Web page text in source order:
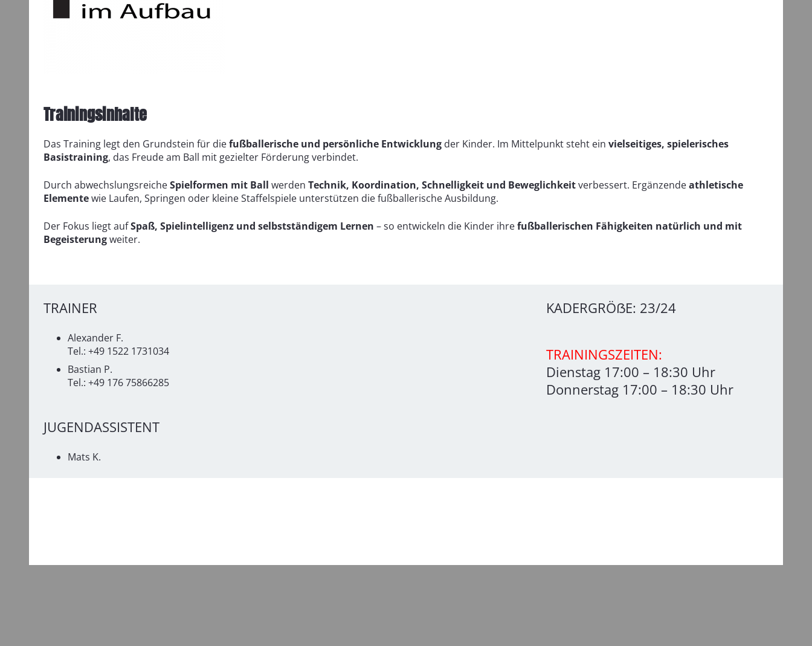
Trainingsinhalte
Das Training legt den Grundstein für diefußballerische und persönliche Entwicklung der Kinder. Im Mittelpunkt steht ein vielseitiges, spielerisches
Basistraining, das Freude am Ball mit gezielter Förderung verbindet.
Durch abwechslungsreicheSpielformen mit Ball werden Technik, Koordination, Schnelligkeit und Beweglichkeitverbessert. Ergänzendeathletische
Elementewie Laufen, Springen oder kleine Staffelspiele unterstützen die fußballerische Ausbildung.
Der Fokus liegt aufSpaß, Spielintelligenz und selbstständigem Lernen – so entwickeln die Kinder ihrefußballerischen Fähigkeiten natürlich und mit
Begeisterungweiter.
TRAINER
Alexander F.
Tel.: +49 1522 1731034
Bastian P.
Tel.: +49 176 75866285
JUGENDASSISTENT
Mats K.
KADERGRÖẞE: 23/24
TRAININGSZEITEN:
Dienstag 17:00 – 18:30 Uhr
Donnerstag 17:00 – 18:30 Uhr